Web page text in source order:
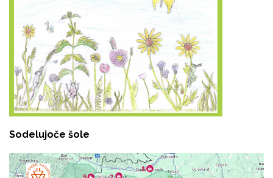
Sodelujoče šole